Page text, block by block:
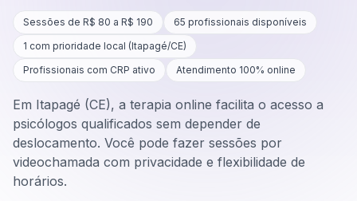
Sessões de R$ 80 a R$ 190 65 profissionais disponíveis
1 com prioridade local (Itapagé/CE)
Profissionais com CRP ativo
Atendimento 100% online
Em Itapagé (CE), a terapia online facilita o acesso a
psicólogos qualificados sem depender de
deslocamento. Você pode fazer sessões por
videochamada com privacidade e flexibilidade de
horários.